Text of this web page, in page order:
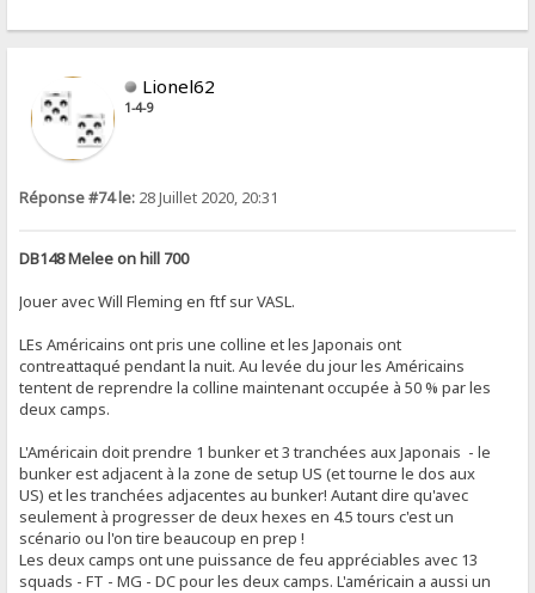
Lionel62
1-4-9
Réponse #74 le: 28 Juillet 2020, 20:31
DB148 Melee on hill 700
Jouer avec Will Fleming en ftf sur VASL.
LEs Américains ont pris une colline et les Japonais ont
contreattaqué pendant la nuit. Au levée du jour les Américains
tentent de reprendre la colline maintenant occupée à 50 % par les
deux camps.
L'Américain doit prendre 1 bunker et 3 tranchées aux Japonais - le
bunker est adjacent à la zone de setup US (et tourne le dos aux
US) et les tranchées adjacentes au bunker! Autant dire qu'avec
seulement à progresser de deux hexes en 4.5 tours c'est un
scénario ou l'on tire beaucoup en prep !
Les deux camps ont une puissance de feu appréciables avec 13
squads - FT - MG - DC pour les deux camps. L'américain a aussi un